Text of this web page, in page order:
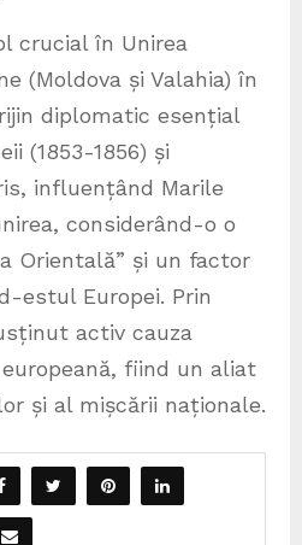
crucial în Unirea
(Moldova și Valahia) în
diplomatic esențial
(1853-1856) și
influențând Marile
considerând-o o
Orientală” și un factor
estul Europei. Prin
activ cauza
fiind un aliat
și al mișcării naționale.